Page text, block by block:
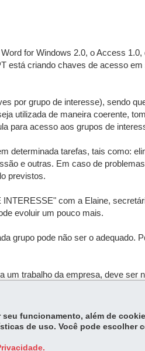
for Windows 2.0, o Access
está criando chaves de acesso
por grupo de interesse), sendo
utilizada de maneira coerente,
para acesso aos grupos de
determinada tarefas, tais como:
e outras. Em caso de
previstos.
com a Elaine,
evoluir um pouco mais.
grupo pode não ser o adequado.
trabalho da empresa, deve ser
funcionamento, além de
de uso. Você pode escolher